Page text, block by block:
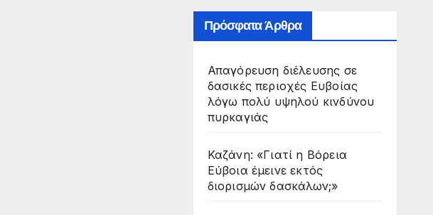
Πρόσφατα Άρθρα
Απαγόρευση διέλευσης σε
δασικές περιοχές Ευβοίας
λόγω πολύ υψηλού κινδύνου
πυρκαγιάς
Καζάνη: «Γιατί η Βόρεια
Εύβοια έμεινε εκτός
διορισμών δασκάλων;»